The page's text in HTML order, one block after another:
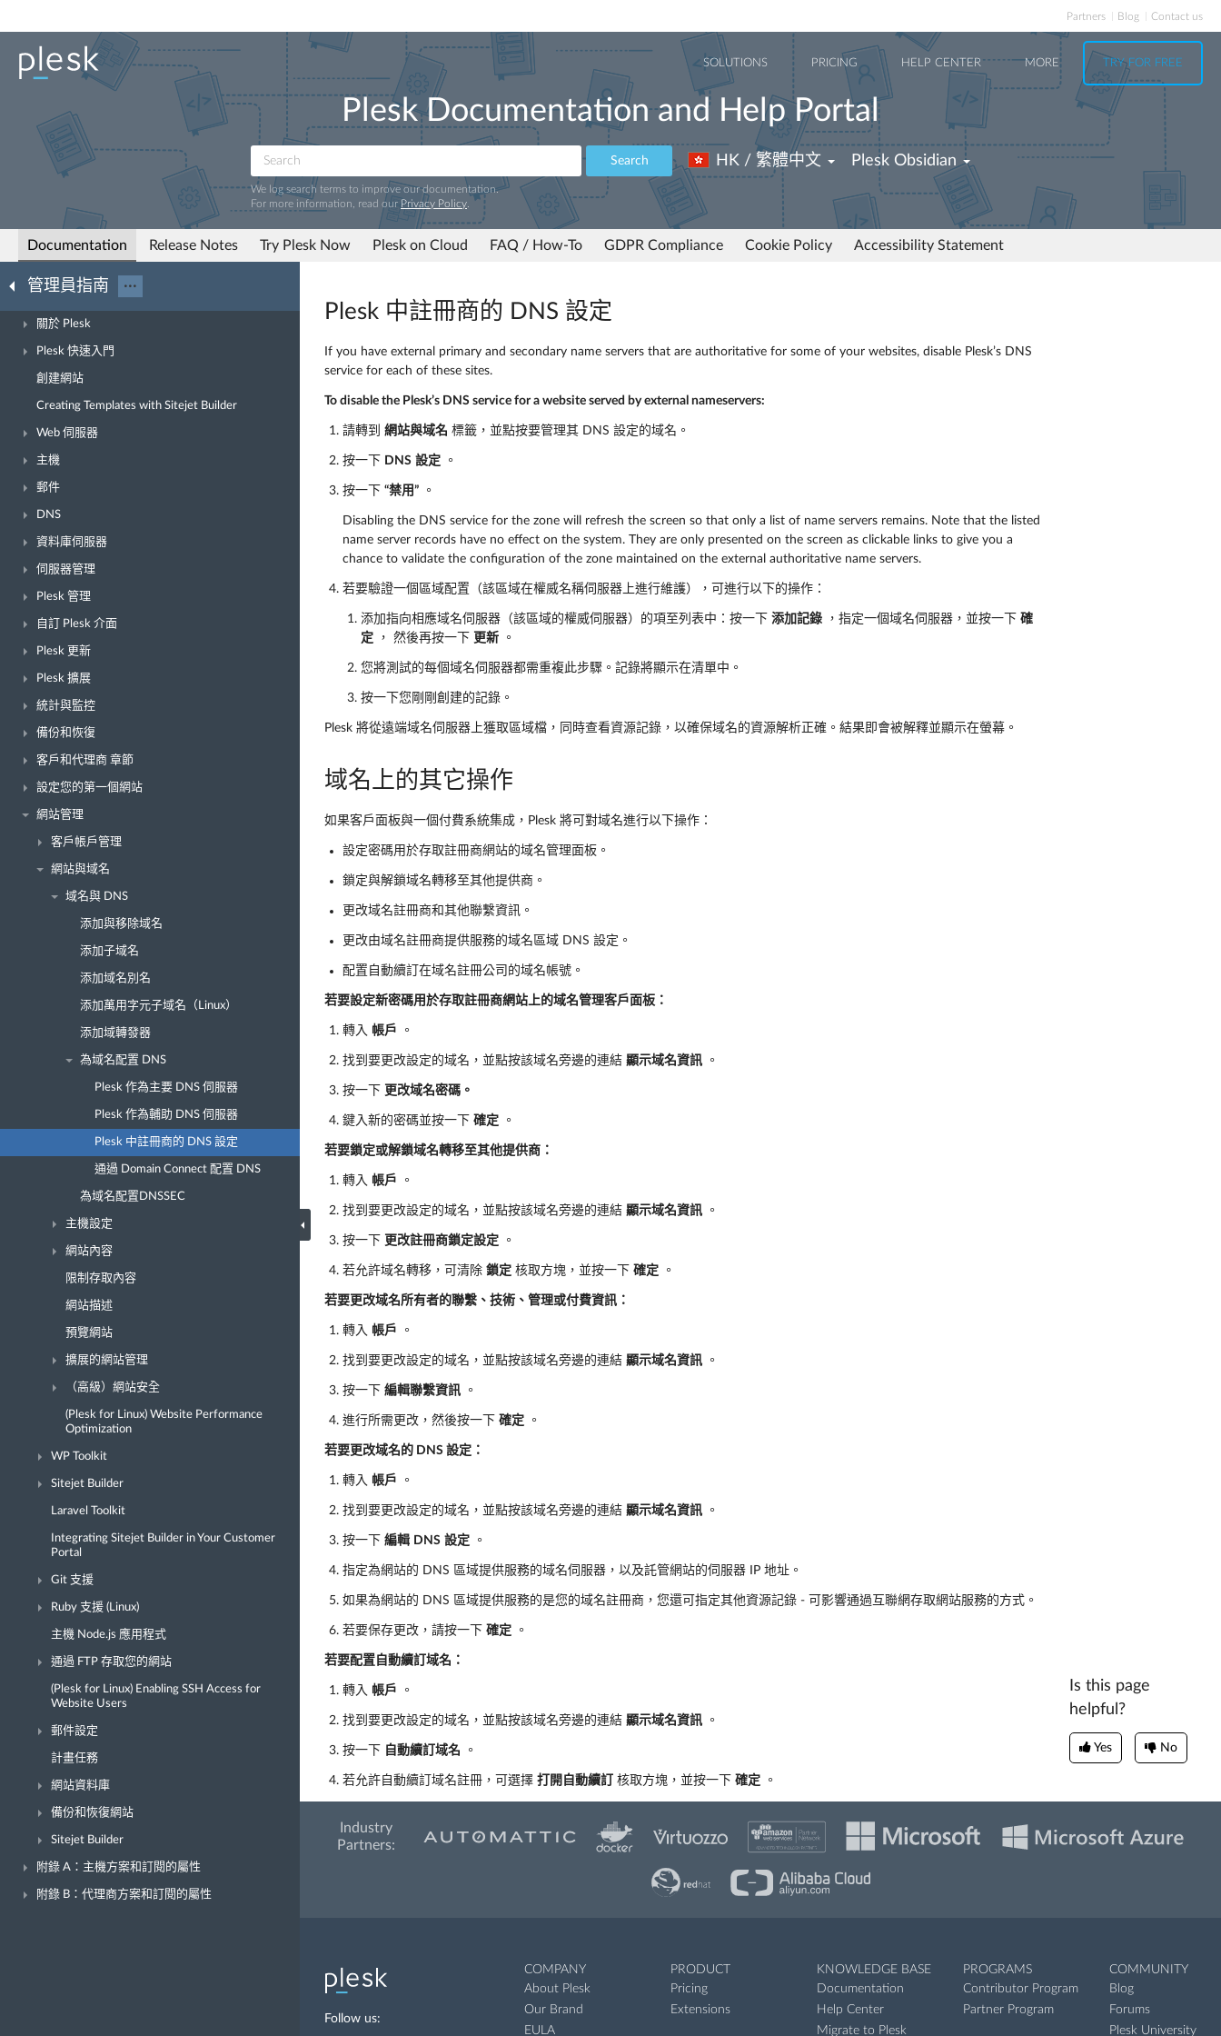
Partners Blog Contact us
SOLUTIONS PRICING HELP CENTER MORE TRY FOR FREE
Plesk Documentation and Help Portal
Search
We log search terms to improve our documentation.
For more information, read our Privacy Policy
HK / 繁體中文 Plesk Obsidian
Documentation Release Notes Try Plesk Now Plesk on Cloud FAQ / How-To GDPR Compliance Cookie Policy Accessibility Statement
管理員指南 ···
關於 Plesk
Plesk 快速入門
創建網站
Creating Templates with Sitejet Builder
Web 伺服器
主機
郵件
DNS
資料庫伺服器
伺服器管理
Plesk 管理
自訂 Plesk 介面
Plesk 更新
Plesk 擴展
統計與監控
備份和恢復
客戶和代理商 章節
設定您的第一個網站
網站管理
客戶帳戶管理
網站與域名
域名與 DNS
添加與移除域名
添加子域名
添加域名別名
添加萬用字元子域名（Linux）
添加域轉發器
為域名配置 DNS
Plesk 作為主要 DNS 伺服器
Plesk 作為輔助 DNS 伺服器
Plesk 中註冊商的 DNS 設定
通過 Domain Connect 配置 DNS
為域名配置DNSSEC
主機設定
網站內容
限制存取內容
網站描述
預覽網站
擴展的網站管理
（高級）網站安全
(Plesk for Linux) Website Performance
Optimization
WP Toolkit
Sitejet Builder
Laravel Toolkit
Integrating Sitejet Builder in Your Customer
Portal
Git 支援
Ruby 支援 (Linux)
主機 Node.js 應用程式
通過 FTP 存取您的網站
(Plesk for Linux) Enabling SSH Access for
Website Users
郵件設定
計畫任務
網站資料庫
備份和恢復網站
Sitejet Builder
附錄 A：主機方案和訂閱的屬性
附錄 B：代理商方案和訂閱的屬性
Plesk 中註冊商的 DNS 設定
If you have external primary and secondary name servers that are authoritative for some of your websites, disable Plesk’s DNS
service for each of these sites.
To disable the Plesk’s DNS service for a website served by external nameservers:
請轉到 網站與域名 標籤，並點按要管理其 DNS 設定的域名。
按一下 DNS 設定 。
按一下 “禁用” 。
Disabling the DNS service for the zone will refresh the screen so that only a list of name servers remains. Note that the listed
name server records have no effect on the system. They are only presented on the screen as clickable links to give you a
chance to validate the configuration of the zone maintained on the external authoritative name servers.
若要驗證一個區域配置（該區域在權威名稱伺服器上進行維護），可進行以下的操作：
添加指向相應域名伺服器（該區域的權威伺服器）的項至列表中：按一下 添加記錄 ，指定一個域名伺服器，並按一下 確
定 ， 然後再按一下 更新 。
您將測試的每個域名伺服器都需重複此步驟。記錄將顯示在清單中。
按一下您剛剛創建的記錄。
Plesk 將從遠端域名伺服器上獲取區域檔，同時查看資源記錄，以確保域名的資源解析正確。結果即會被解釋並顯示在螢幕。
域名上的其它操作
如果客戶面板與一個付費系統集成，Plesk 將可對域名進行以下操作：
設定密碼用於存取註冊商網站的域名管理面板。
鎖定與解鎖域名轉移至其他提供商。
更改域名註冊商和其他聯繫資訊。
更改由域名註冊商提供服務的域名區域 DNS 設定。
配置自動續訂在域名註冊公司的域名帳號。
若要設定新密碼用於存取註冊商網站上的域名管理客戶面板：
轉入 帳戶 。
找到要更改設定的域名，並點按該域名旁邊的連結 顯示域名資訊 。
按一下 更改域名密碼。
鍵入新的密碼並按一下 確定 。
若要鎖定或解鎖域名轉移至其他提供商：
轉入 帳戶 。
找到要更改設定的域名，並點按該域名旁邊的連結 顯示域名資訊 。
按一下 更改註冊商鎖定設定 。
若允許域名轉移，可清除 鎖定 核取方塊，並按一下 確定 。
若要更改域名所有者的聯繫、技術、管理或付費資訊：
轉入 帳戶 。
找到要更改設定的域名，並點按該域名旁邊的連結 顯示域名資訊 。
按一下 編輯聯繫資訊 。
進行所需更改，然後按一下 確定 。
若要更改域名的 DNS 設定：
轉入 帳戶 。
找到要更改設定的域名，並點按該域名旁邊的連結 顯示域名資訊 。
按一下 編輯 DNS 設定 。
指定為網站的 DNS 區域提供服務的域名伺服器，以及託管網站的伺服器 IP 地址。
如果為網站的 DNS 區域提供服務的是您的域名註冊商，您還可指定其他資源記錄 - 可影響通過互聯網存取網站服務的方式。
若要保存更改，請按一下 確定 。
若要配置自動續訂域名：
轉入 帳戶 。
找到要更改設定的域名，並點按該域名旁邊的連結 顯示域名資訊 。
按一下 自動續訂域名 。
若允許自動續訂域名註冊，可選擇 打開自動續訂 核取方塊，並按一下 確定 。
Is this page
helpful?
Yes No
Industry
Partners:
Follow us:
COMPANY
About Plesk
Our Brand
EULA
PRODUCT
Pricing
Extensions
KNOWLEDGE BASE
Documentation
Help Center
Migrate to Plesk
PROGRAMS
Contributor Program
Partner Program
COMMUNITY
Blog
Forums
Plesk University